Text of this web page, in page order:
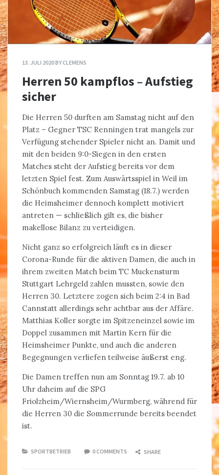
13. JULI 2020BYCLEMENS
Herren 50 kampflos – Aufstieg
sicher
Die Herren 50 durften am Samstag nicht auf den
Platz – Gegner TSC Renningen trat mangels zur
Verfügung stehender Spieler nicht an. Damit und
mit den beiden 9:0-Siegen in den ersten
Matches steht der Aufstieg bereits vor dem
letzten Spiel fest. Zum Auswärtsspiel in Weil im
Schönbuch kommenden Samstag (18.7.) werden
die Heimsheimer dennoch komplett motiviert
antreten — schließlich gilt es, die bisher
makellose Bilanz zu verteidigen.
Nicht ganz so erfolgreich läuft es in dieser
Corona-Runde für die aktiven Damen, die auch in
ihrem zweiten Match beim TC Muckensturm
Stuttgart Lehrgeld zahlen mussten, sowie den
Herren 30. Letztere zogen sich beim 2:4 in Bad
Cannstatt allerdings sehr achtbar aus der Affäre.
Matthias Koller sorgte im Spitzeneinzel sowie im
Doppel zusammen mit Martin Kern für die
Heimsheimer Punkte, und auch die anderen
Begegnungen verliefen teilweise äußerst eng.
Die Damen treffen nun am Sonntag 19.7. ab 10
Uhr daheim auf die SPG
Friolzheim/Wiernsheim/Wurmberg, während für
die Herren 30 die Sommerrunde bereits beendet
ist.
SPORTBETRIEB 0 COMMENTS SHARE